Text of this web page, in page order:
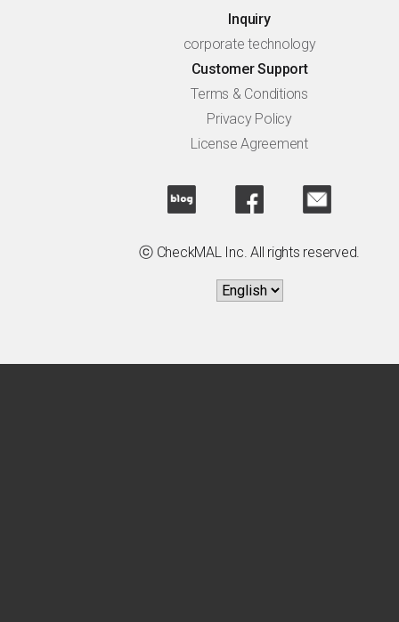
Inquiry
corporate technology
Customer Support
Terms & Conditions
Privacy Policy
License Agreement
ⓒ CheckMAL Inc. All rights reserved.